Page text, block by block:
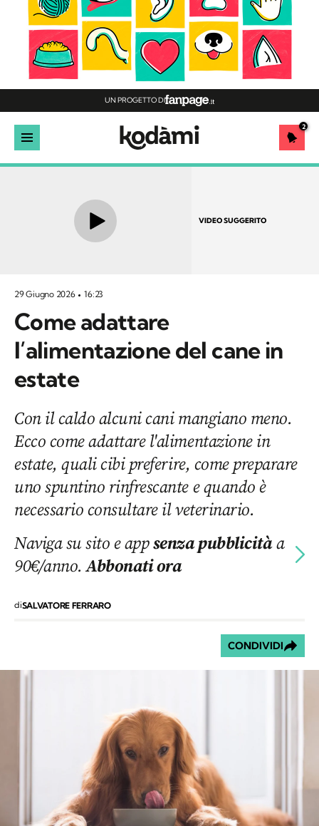
UN PROGETTO DI
2
VIDEO SUGGERITO
29 Giugno 2026 16:23
Come adattare
l’alimentazione del cane in
estate
Con il caldo alcuni cani mangiano meno.
Ecco come adattare l'alimentazione in
estate, quali cibi preferire, come preparare
uno spuntino rinfrescante e quando è
necessario consultare il veterinario.
Naviga su sito e appsenza pubblicitàa
90€/anno.Abbonati ora
diSALVATORE FERRARO
CONDIVIDI